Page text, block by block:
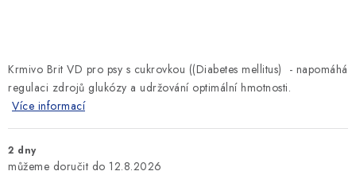
Podmínky ochrany osobních údajů
Krmivo Brit VD pro psy s cukrovkou ((Diabetes mellitus) - napomáhá
regulaci zdrojů glukózy a udržování optimální hmotnosti.
Více informací
2 dny
12.8.2026